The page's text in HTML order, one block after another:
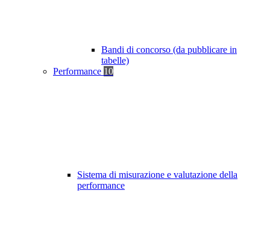
Bandi di concorso (da pubblicare in
tabelle)
Performance 10
Sistema di misurazione e valutazione della
performance